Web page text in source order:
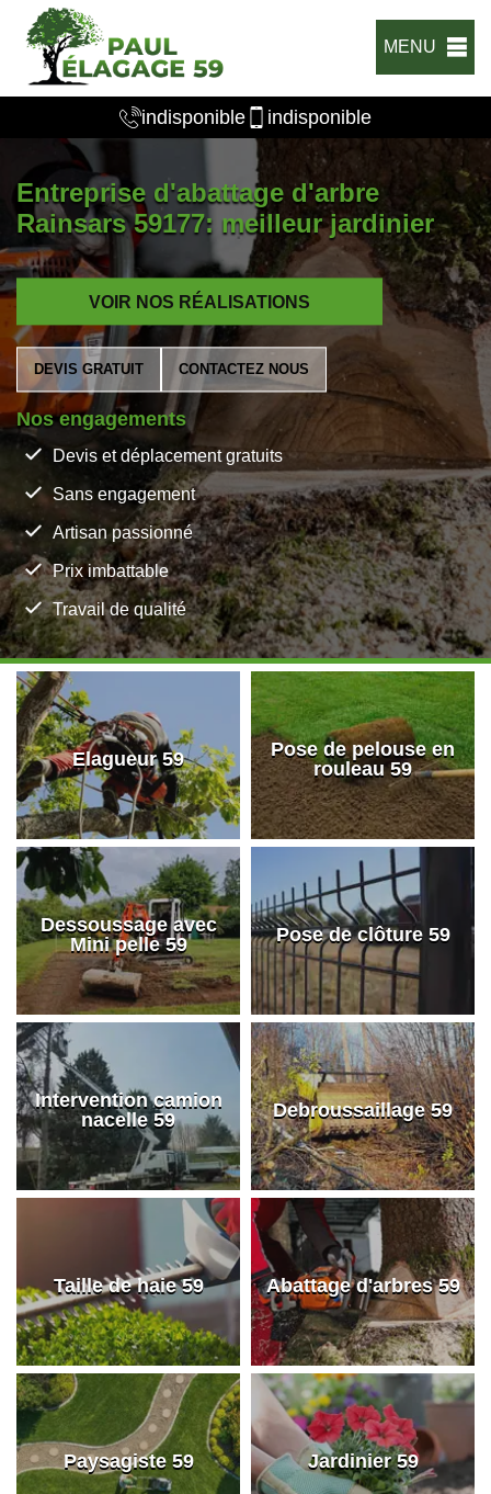
MENU
indisponible indisponible
Entreprise d'abattage d'arbre
Rainsars 59177: meilleur jardinier
VOIR NOS RÉALISATIONS
DEVIS GRATUIT CONTACTEZ NOUS
Nos engagements
Devis et déplacement gratuits
Sans engagement
Artisan passionné
Prix imbattable
Travail de qualité
Elagueur 59
Pose de pelouse en
rouleau 59
Dessoussage avec
Mini pelle 59
Pose de clôture 59
Intervention camion
nacelle 59
Debroussaillage 59
Taille de haie 59 Abattage d'arbres 59
Paysagiste 59 Jardinier 59